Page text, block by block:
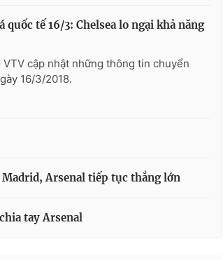
quốc tế 16/3: Chelsea lo ngại khả năng
cập nhật những thông tin chuyển
16/3/2018.
Madrid, Arsenal tiếp tục thắng lớn
tay Arsenal